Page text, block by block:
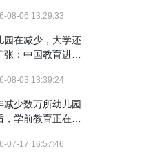
08-06 13:29:33
园在减少，大学还
张：中国教育进入
08-03 13:39:24
减少数万所幼儿园
，学前教育正在发
07-17 16:57:46